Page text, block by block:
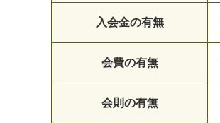
入会金の有無
会費の有無
会則の有無